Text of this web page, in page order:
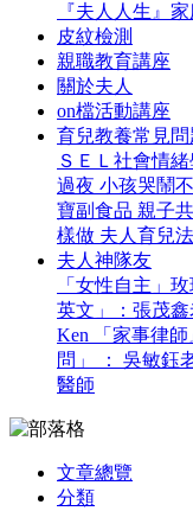
『夫人人生』
皮紋檢測
親職教育講座
關於夫人
on檔活動講座
育兒教養常見問
ＳＥＬ社會情
過夜 小孩哭鬧
寶副食品 親子
樣做 夫人育兒法
夫人神隊友
「女性自主」
英文」：張茂鑫
Ken
「家事律
問」 ： 吳敏鈺
醫師
文章總覽
分類